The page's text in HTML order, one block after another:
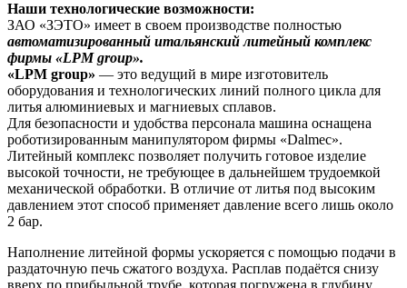
Наши технологические возможности:
ЗАО «ЗЭТО» имеет в своем производстве полностью
автоматизированный итальянский литейный комплекс
фирмы «LPM group».
«LPM group» — это ведущий в мире изготовитель
оборудования и технологических линий полного цикла для
литья алюминиевых и магниевых сплавов.
Для безопасности и удобства персонала машина оснащена
роботизированным манипулятором фирмы «Dalmec».
Литейный комплекс позволяет получить готовое изделие
высокой точности, не требующее в дальнейшем трудоемкой
механической обработки. В отличие от литья под высоким
давлением этот способ применяет давление всего лишь около
2 бар.
Наполнение литейной формы ускоряется с помощью подачи в
раздаточную печь сжатого воздуха. Расплав подаётся снизу